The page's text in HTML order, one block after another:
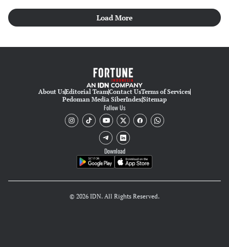
Load More
About UsEditorial TeamContact UsTerms of Services
Pedoman Media SiberIndexSitemap
Follow Us
Download
© 2026 IDN. All Rights Reserved.